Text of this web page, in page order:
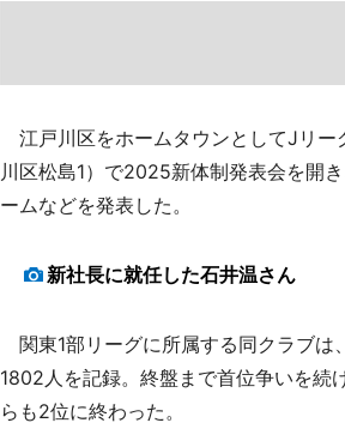
江戸川区をホームタウンとしてJリー
川区松島1）で2025新体制発表会を開
ームなどを発表した。
新社長に就任した石井温さん
関東1部リーグに所属する同クラブは
1802人を記録。終盤まで首位争いを続
らも2位に終わった。